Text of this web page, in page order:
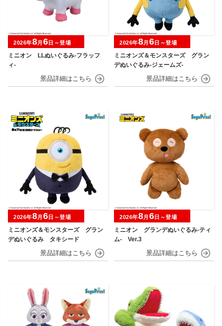
ミニオン LLぬいぐるみ‐フラッフ
ィ‐
2026年8月 6日～登場
ミニオンズ＆モンスターズ グラン
デぬいぐるみ‐ジェームズ‐
2026年8月 6日～登場
ミニオンズ＆モンスターズ グラン
デぬいぐるみ タキシード
2026年8月 6日～登場
ミニオン グランデぬいぐるみ‐ティ
ム‐ Ver.3
2026年8月 6日～登場